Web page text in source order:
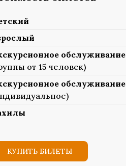
обслуживание
от 15 человек)
обслуживание
КУПИТЬ БИЛЕТЫ